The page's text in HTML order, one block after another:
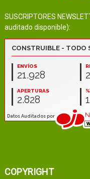
SUSCRIPTORES
auditado disponible):
COPYRIGHT